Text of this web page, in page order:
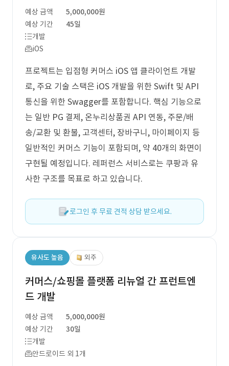
예상 금액
5,000,000원
예상 기간
45일
개발
iOS
프로젝트는 입점형 커머스 iOS 앱 클라이언트 개발
로, 주요 기술 스택은 iOS 개발을 위한 Swift 및 API
통신을 위한 Swagger를 포함합니다. 핵심 기능으로
는 일반 PG 결제, 온누리상품권 API 연동, 주문/배
송/교환 및 환불, 고객센터, 장바구니, 마이페이지 등
일반적인 커머스 기능이 포함되며, 약 40개의 화면이
구현될 예정입니다. 레퍼런스 서비스로는 쿠팡과 유
사한 구조를 목표로 하고 있습니다.
로그인 후 무료 견적 상담 받으세요.
유사도 높음 외주
커머스/쇼핑몰 플랫폼 리뉴얼 간 프런트엔
드 개발
예상 금액
5,000,000원
예상 기간
30일
개발
안드로이드 외 1개